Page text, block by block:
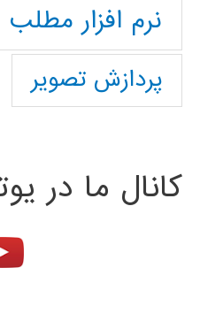
نرم افزار مطلب
پردازش تصویر
کانال ما در